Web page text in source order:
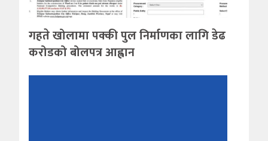
गहते खोलामा पक्की पुल निर्माणका लागि डेढ
करोडको बोलपत्र आह्वान